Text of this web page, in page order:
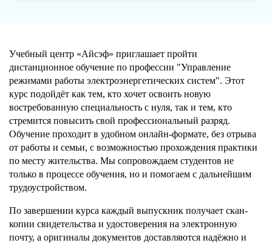
Учебный центр «Айсэф» приглашает пройти
дистанционное обучение по профессии "Управление
режимами работы электроэнергетических систем". Этот
курс подойдёт как тем, кто хочет освоить новую
востребованную специальность с нуля, так и тем, кто
стремится повысить свой профессиональный разряд.
Обучение проходит в удобном онлайн-формате, без отрыва
от работы и семьи, с возможностью прохождения практики
по месту жительства. Мы сопровождаем студентов не
только в процессе обучения, но и помогаем с дальнейшим
трудоустройством.
По завершении курса каждый выпускник получает скан-
копии свидетельства и удостоверения на электронную
почту, а оригиналы документов доставляются надёжно и